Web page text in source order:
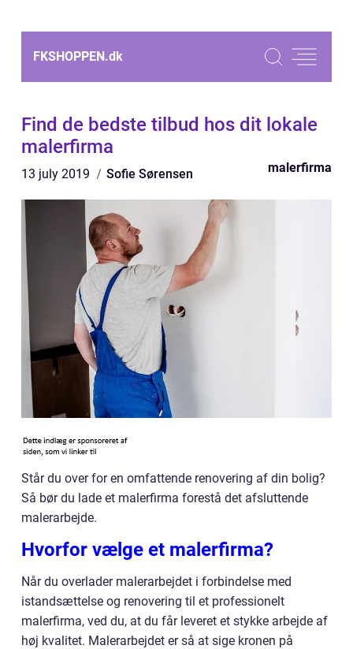
FKSHOPPEN.dk
Find de bedste tilbud hos dit lokale
malerfirma
13 july 2019 Sofie Sørensen malerfirma
Står du over for en omfattende renovering af din bolig?
Så bør du lade et malerfirma forestå det afsluttende
malerarbejde.
Hvorfor vælge et malerfirma?
Når du overlader malerarbejdet i forbindelse med
istandsættelse og renovering til et professionelt
malerfirma, ved du, at du får leveret et stykke arbejde af
høj kvalitet. Malerarbejdet er så at sige kronen på